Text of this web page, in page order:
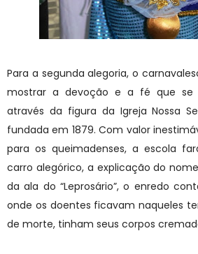
Para a segunda alegoria, o
mostrar a devoção e a fé que se
através da figura da Igreja Nossa
fundada em 1879. Com valor
para os queimadenses, a escola
carro alegórico, a explicação do nome
da ala do “Leprosário”, o enredo
onde os doentes ficavam naqueles
de morte, tinham seus corpos